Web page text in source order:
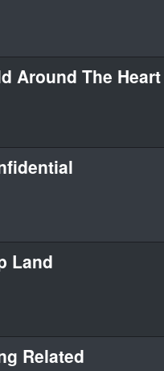
Around The Heart
Land
Related